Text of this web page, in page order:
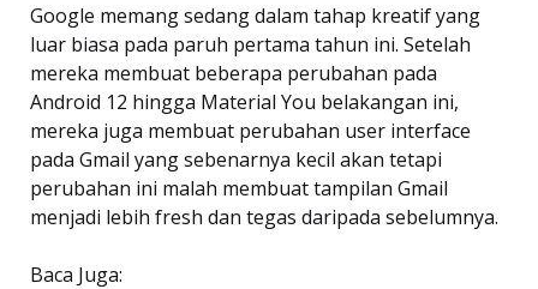
Google memang sedang dalam tahap kreatif yang
luar biasa pada paruh pertama tahun ini. Setelah
mereka membuat beberapa perubahan pada
Android 12 hingga Material You belakangan ini,
mereka juga membuat perubahan user interface
pada Gmail yang sebenarnya kecil akan tetapi
perubahan ini malah membuat tampilan Gmail
menjadi lebih fresh dan tegas daripada sebelumnya.
Baca Juga: